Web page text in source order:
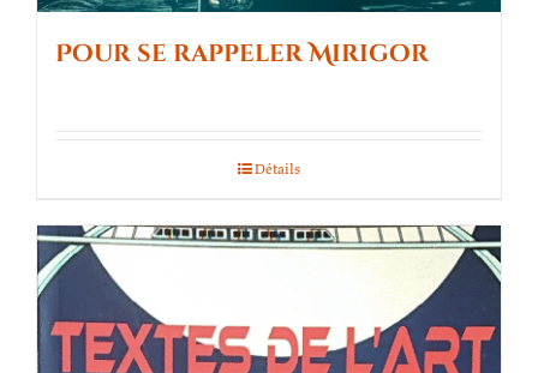
Pour se rappeler Mirigor
Détails